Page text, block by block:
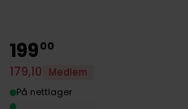
19900
179,10
Medlem
På nettlager